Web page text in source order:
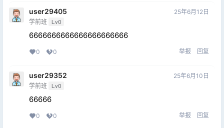
user29405
学前班 Lv0
25年6月12日
6666666666666666666666
0 0 举报 回复
user29352
学前班 Lv0
25年6月10日
66666
0 0 举报 回复